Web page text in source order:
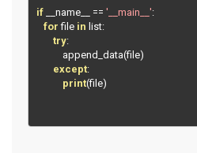
if __name__ == '__main__':
for file in list:
try:
           append_data
(file)
except:
print(file)